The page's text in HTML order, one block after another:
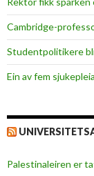
Cambridge-
Studentpolitikere
Ein av fem
Palestinaleiren er